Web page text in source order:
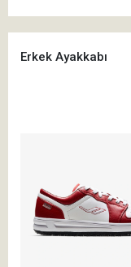
Erkek Ayakkabı